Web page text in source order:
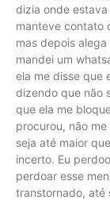
dizia onde estava
manteve contato
mas depois
mandei um
ela me disse que
dizendo que não
que ela me
procurou, não
seja até maior
incerto. Eu
perdoar esse
transtornado, até